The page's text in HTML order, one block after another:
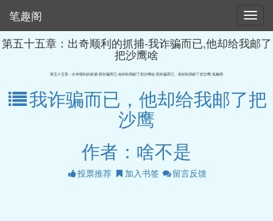
笔趣阁
第五十五章：出奇顺利的抓捕-我诈骗而已,他却给我邮了
把沙鹰啥
第五十五章：出奇顺利的抓捕-我诈骗而已,他却给我邮了把沙鹰啥-我诈骗而已，他却给我邮了把沙鹰-笔趣阁
我诈骗而已，他却给我邮了把
沙鹰
作者：啥不是
投票推荐 加入书签 留言反馈